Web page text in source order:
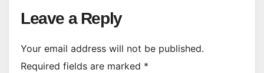
Leave a Reply
Your email address will not be published.
Required fields are marked *